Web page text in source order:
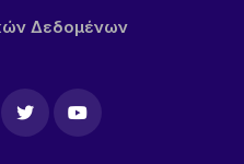
Δεδομένων